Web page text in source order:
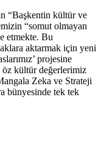
“Başkentin kültür ve
“somut olmayan
etmekte. Bu
aktarmak için yeni
projesine
kültür değerlerimiz
Zeka ve Strateji
bünyesinde tek tek